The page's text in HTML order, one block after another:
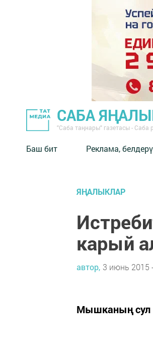
САБА
"Саба таңнары" газетасы - Саба
Баш бит Реклама,
ЯҢАЛЫКЛАР
карый
автор, 3 июнь 2015
Мышканың сул